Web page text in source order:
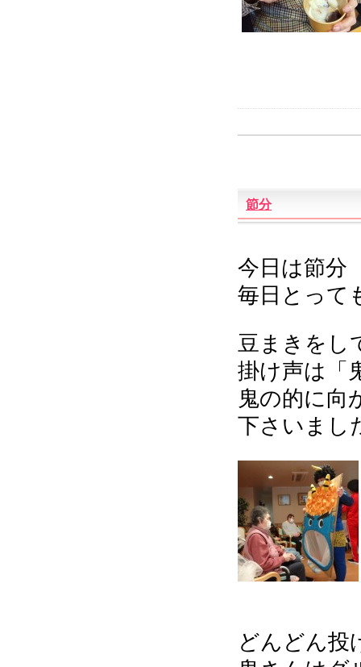
節分
今日は節分
毎日とって
豆まきをし
掛け声は「
鬼の的に向
下さいまし
どんどん投